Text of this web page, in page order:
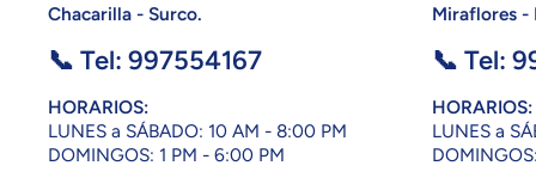
Chacarilla - Surco.
📞 Tel: 997554167
HORARIOS:
LUNES a SÁBADO: 10 AM - 8:00 PM
DOMINGOS: 1 PM - 6:00 PM
Miraflores -
📞 Tel:
HORARIOS:
LUNES a